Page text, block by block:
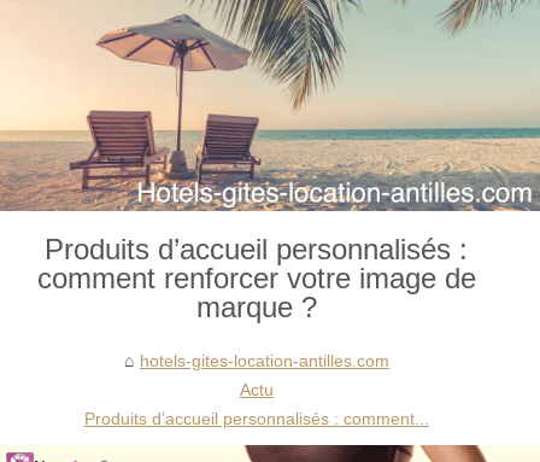
Produits d’accueil personnalisés :
comment renforcer votre image de
marque ?
hotels-gites-location-antilles.com
Actu
Produits d’accueil personnalisés : comment...